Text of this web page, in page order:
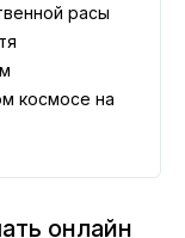
расы
космосе на
Его
с
онлайн